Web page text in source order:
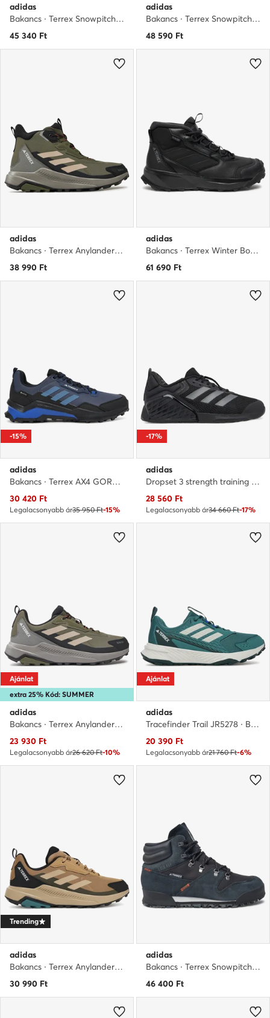
adidas
Bakancs · Terrex Snowpitch Cold.Rdy IH3665 · Zöld
45 340 Ft
adidas
Bakancs · Terrex Snowpitch Cold.Rdy IH3664 · Barna
48 590 Ft
adidas
Bakancs · Terrex Anylander Mid Rain.Rdy ID0897 · Zöld
38 990 Ft
adidas
Bakancs · Terrex Winter Boot Mid Leather ID2859 · Fekete
61 690 Ft
-15%
adidas
Bakancs · Terrex AX4 GORE-TEX JP7380 · Sötétkék
Aktuális ár
30 420 Ft
Legalacsonyabb ár35 950 Ft-15%
-17%
adidas
Dropset 3 strength training IG3861 · Edzőtermi cipők
Aktuális ár
28 560 Ft
Legalacsonyabb ár34 660 Ft-17%
extra 25% Kód: SUMMER
Ajánlat
adidas
Bakancs · Terrex Anylander Rain.Rdy ID0900 · Zöld
Aktuális ár
23 930 Ft
Legalacsonyabb ár26 620 Ft-10%
Ajánlat
adidas
Tracefinder Trail JR5278 · Bakancs
Aktuális ár
20 390 Ft
Legalacsonyabb ár21 760 Ft-6%
Trending
adidas
Bakancs · Terrex Anylander JQ9953 · Barna
30 990 Ft
adidas
Bakancs · Terrex Snowpitch Cold.Rdy IH3663 · Fekete
46 400 Ft